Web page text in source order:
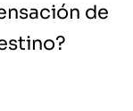
de